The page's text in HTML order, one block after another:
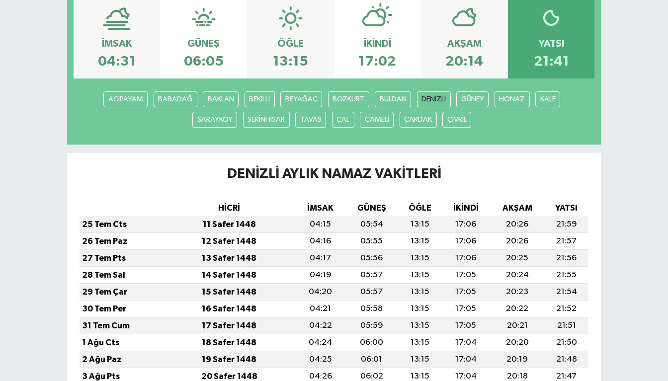
İMSAK
04:31
GÜNEŞ
06:05
ÖĞLE
13:15
İKINDI
17:02
AKŞAM
20:14
YATSI
21:41
ACIPAYAM BABADAĞ BAKLAN BEKİLLİ BEYAĞAÇ BOZKURT BULDAN DENİZLİ GÜNEY HONAZ KALE
SARAYKÖY SERİNHİSAR TAVAS ÇAL ÇAMELİ ÇARDAK ÇİVRİL
DENİZLİ AYLIK NAMAZ VAKITLERI
HİCRİ İMSAK GÜNEŞ ÖĞLE İKINDI AKŞAM
YATSI
25 Tem Cts
11 Safer 1448 04:15 05:54 13:15 17:06 20:26
21:59
26 Tem Paz
12 Safer 1448 04:16 05:55 13:15 17:06 20:26
21:57
27 Tem Pts
13 Safer 1448 04:17 05:56 13:15 17:06 20:25
21:56
28 Tem Sal
14 Safer 1448 04:19 05:57 13:15 17:05 20:24
21:55
29 Tem Çar
15 Safer 1448 04:20 05:57 13:15 17:05 20:23
21:54
30 Tem Per
16 Safer 1448 04:21 05:58 13:15 17:05 20:22
21:52
31 Tem Cum
17 Safer 1448 04:22 05:59 13:15 17:05 20:21
21:51
1 Ağu Cts
18 Safer 1448 04:24 06:00 13:15 17:04 20:20
21:50
2 Ağu Paz
19 Safer 1448 04:25 06:01 13:15 17:04 20:19
21:48
3 Ağu Pts
20 Safer 1448 04:26 06:02 13:15 17:04 20:18
21:47